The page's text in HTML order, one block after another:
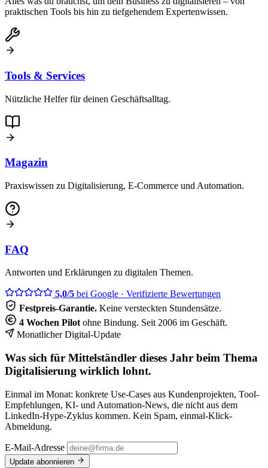
praktischen Tools bis hin zu tiefgehendem Expertenwissen.
Tools & Services
Nützliche Helfer für deinen Geschäftsalltag.
Magazin
Praxiswissen zu Digitalisierung, E-Commerce und Automation.
FAQ
Antworten und Erklärungen zu digitalen Themen.
5,0/5 bei Google · Verifizierte Bewertungen
Festpreis-Garantie. Keine versteckten Stundensätze.
4 Wochen Pilot ohne Bindung. Seit 2006 im Geschäft.
Monatlicher Digital-Update
Was sich für Mittelständler dieses Jahr beim Thema
Digitalisierung wirklich lohnt.
Einmal im Monat: konkrete Use-Cases aus Kundenprojekten, Tool-
Empfehlungen, KI- und Automation-News, die nicht aus dem
LinkedIn-Hype-Zyklus kommen. Kein Spam, einmal-Klick-
Abmeldung.
E-Mail-Adresse
Update abonnieren